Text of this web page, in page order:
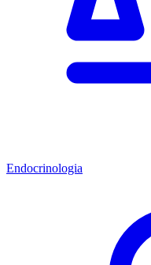
Endocrinologia